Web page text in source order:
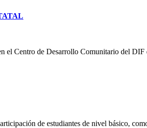
el Centro de Desarrollo Comunitario del
de estudiantes de nivel básico,